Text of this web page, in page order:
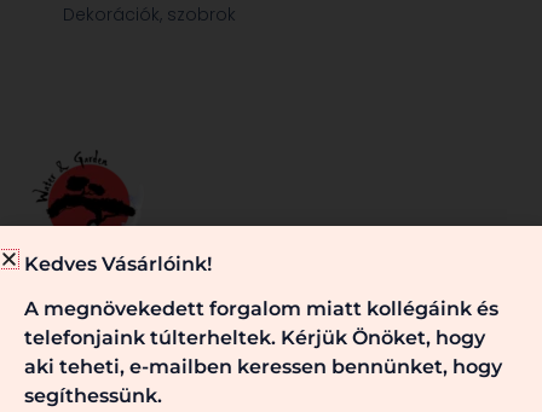
szükséges, nálunk megtalálható. Kérje véleményünket,
szaktanácsainkat! Keressen bennünket!
Dekorációk, szobrok
Kedves Vásárlóink!
A megnövekedett forgalom miatt kollégáink és
telefonjaink túlterheltek. Kérjük Önöket, hogy
aki teheti, e-mailben keressen bennünket, hogy
segíthessünk.